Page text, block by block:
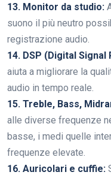
13. Monitor da studio:
suono il più neutro
registrazione audio.
14. DSP (Digital
aiuta a migliorare la
audio in tempo reale.
15. Treble, Bass,
alle diverse frequenze
basse, i medi quelle
frequenze elevate.
16. Auricolari e cuffie: